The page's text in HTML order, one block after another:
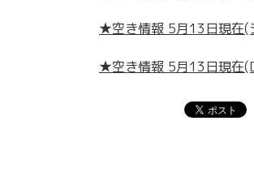
★空き情報 5月13日現在(
★空き情報 5月13日現在